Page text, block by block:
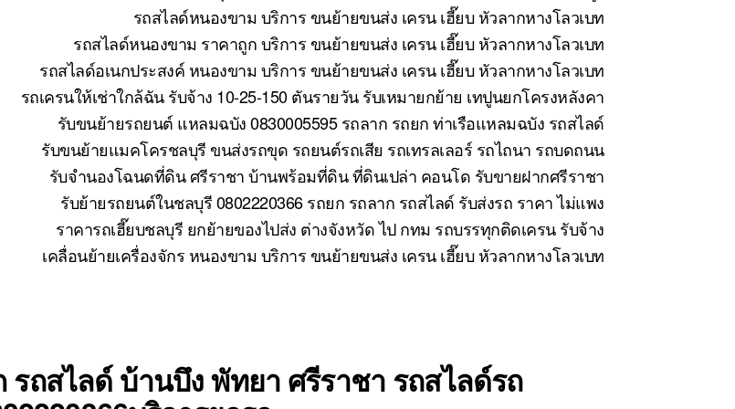
รถสไลด์หนองขาม บริการ ขนย้ายขนส่ง เครน เฮี๊ยบ หัวลากหางโลวเบท
รถสไลด์หนองขาม ราคาถูก บริการ ขนย้ายขนส่ง เครน เฮี๊ยบ หัวลากหางโลวเบท
รถสไลด์อเนกประสงค์ หนองขาม บริการ ขนย้ายขนส่ง เครน เฮี๊ยบ หัวลากหางโลวเบท
รถเครนให้เช่าใกล้ฉัน รับจ้าง 10-25-150 ตันรายวัน รับเหมายกย้าย เทปูนยกโครงหลังคา
รับขนย้ายรถยนต์ แหลมฉบัง 0830005595 รถลาก รถยก ท่าเรือแหลมฉบัง รถสไลด์
รับขนย้ายแมคโครชลบุรี ขนส่งรถขุด รถยนต์รถเสีย รถเทรลเลอร์ รถไถนา รถบดถนน
รับจำนองโฉนดที่ดิน ศรีราชา บ้านพร้อมที่ดิน ที่ดินเปล่า คอนโด รับขายฝากศรีราชา
รับย้ายรถยนต์ในชลบุรี 0802220366 รถยก รถลาก รถสไลด์ รับส่งรถ ราคา ไม่แพง
ราคารถเฮี๊ยบชลบุรี ยกย้ายของไปส่ง ต่างจังหวัด ไป กทม รถบรรทุกติดเครน รับจ้าง
เคลื่อนย้ายเครื่องจักร หนองขาม บริการ ขนย้ายขนส่ง เครน เฮี๊ยบ หัวลากหางโลวเบท
รถสไลด์ บ้านบึง พัทยา ศรีราชา รถสไลด์รถ